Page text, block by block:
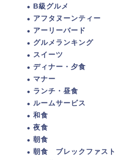
B級グルメ
アフタヌーンティー
アーリーバード
グルメランキング
スイーツ
ディナー・夕食
マナー
ランチ・昼食
ルームサービス
和食
夜食
朝食
朝食 ブレックファスト